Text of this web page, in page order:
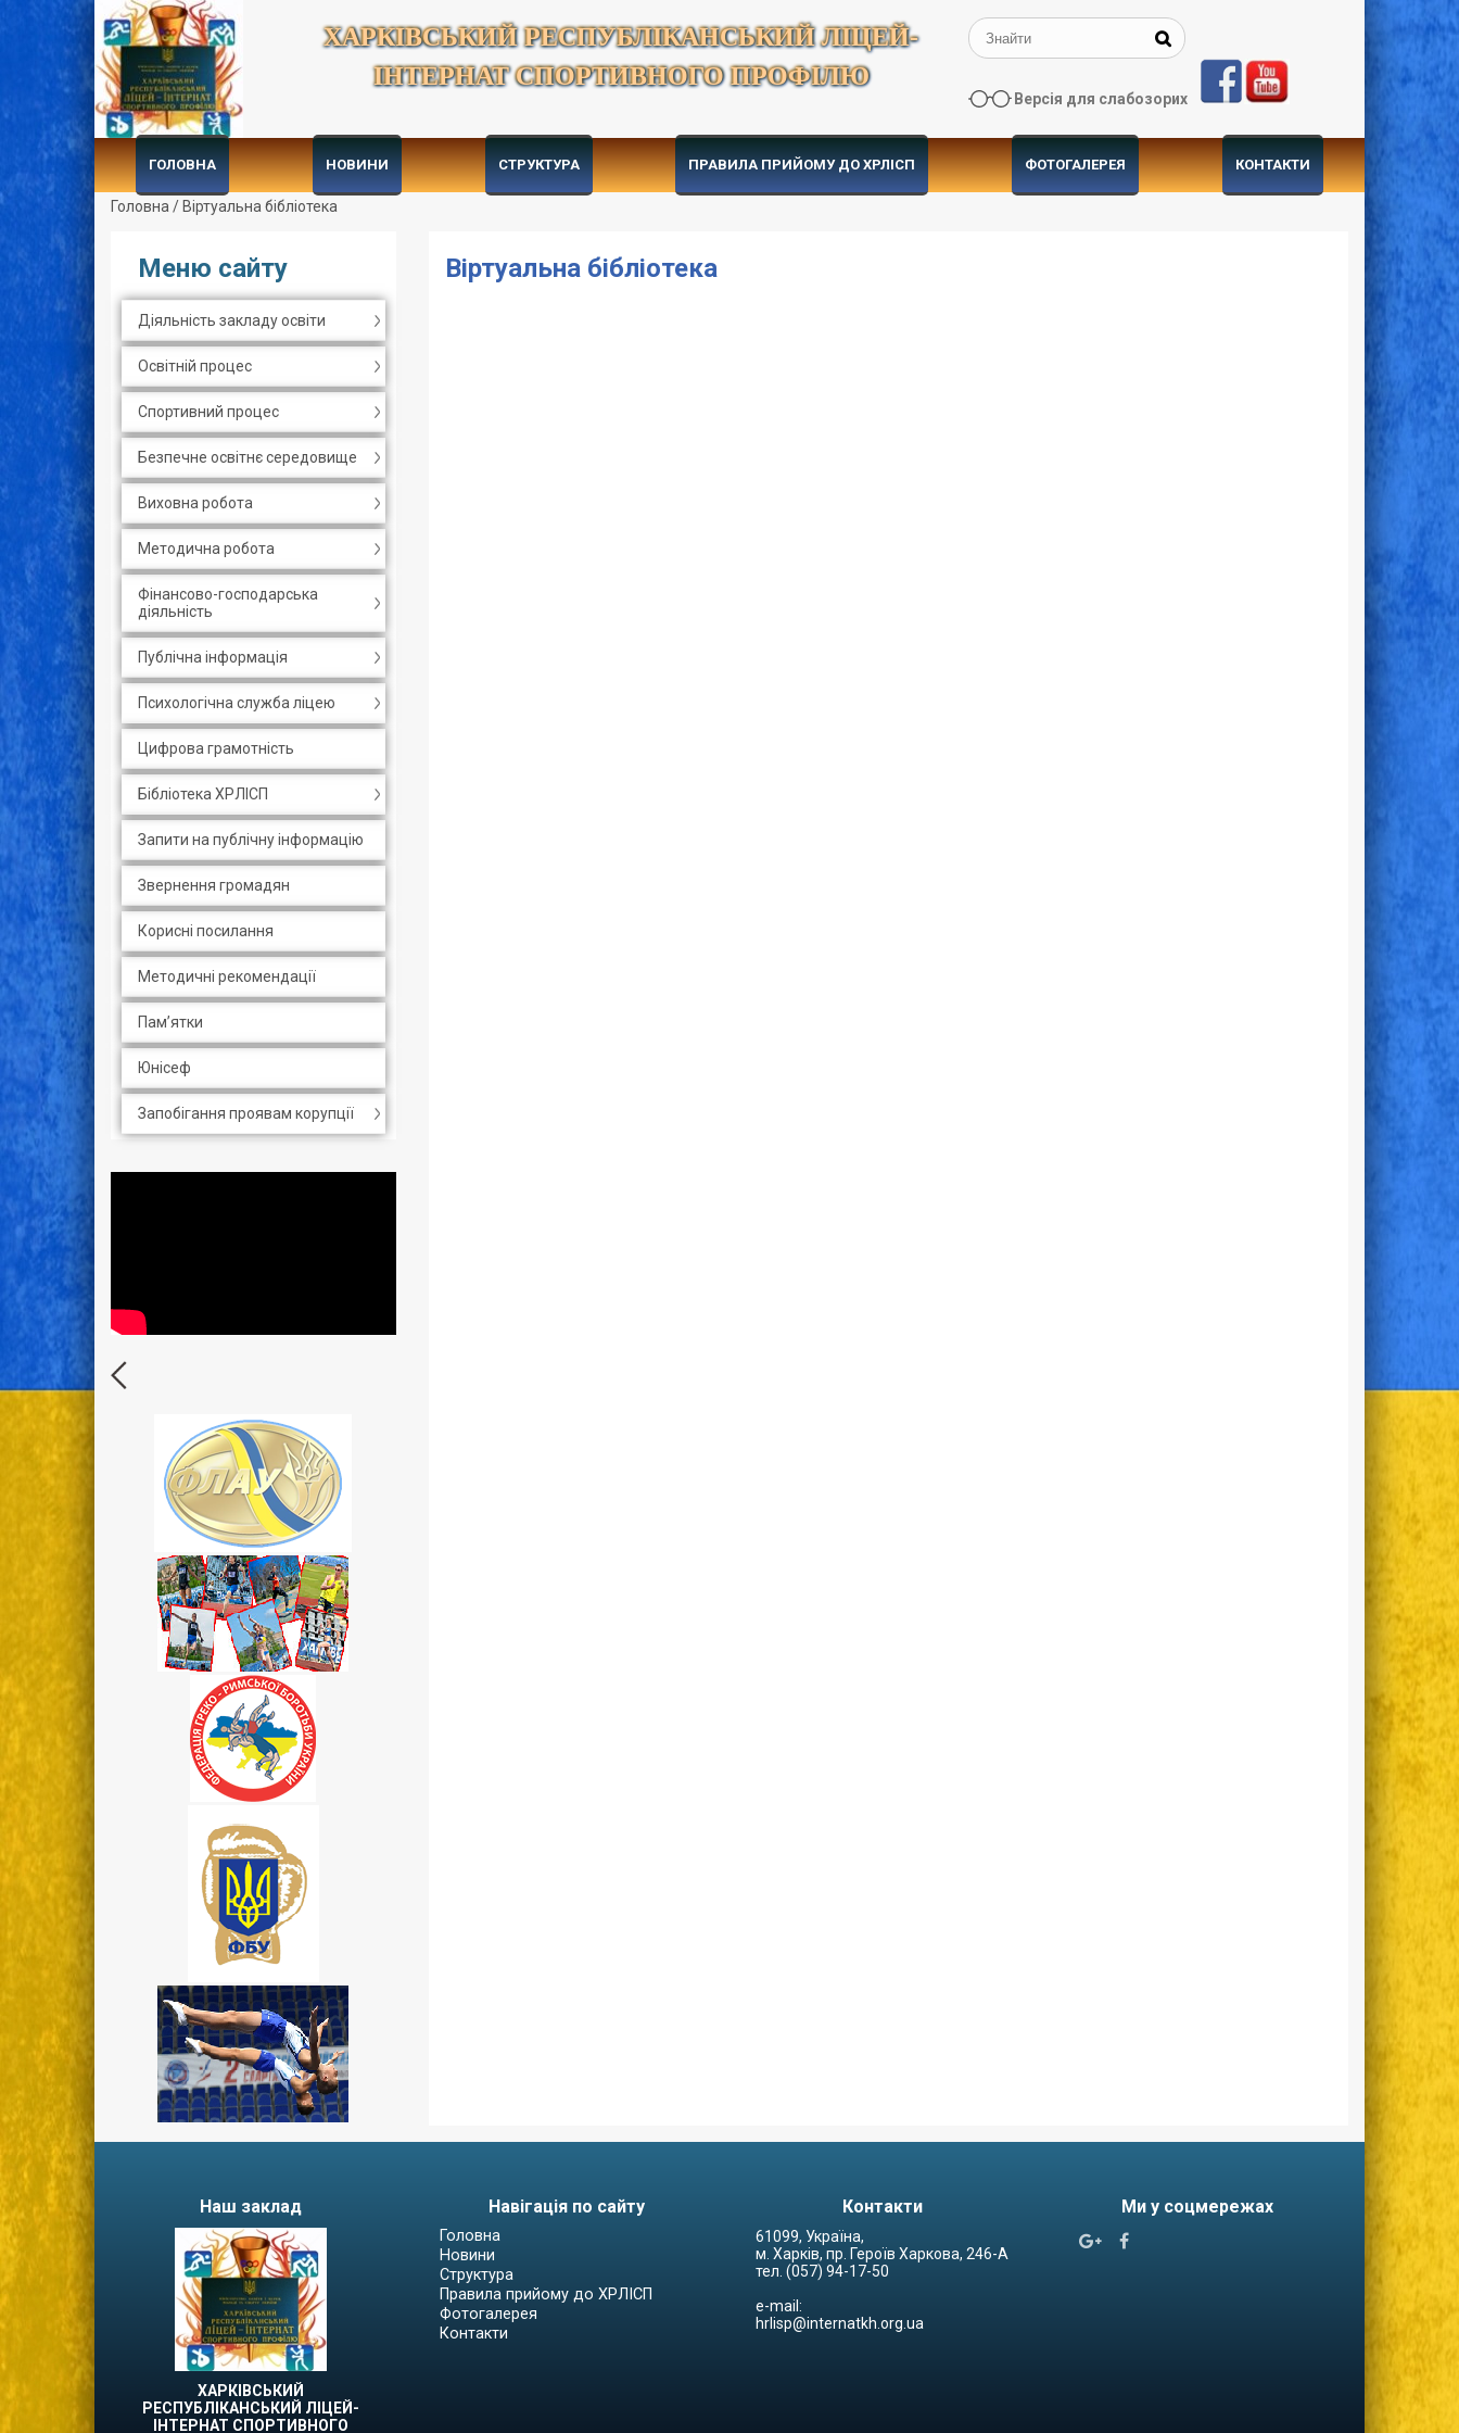
ХАРКІВСЬКИЙ РЕСПУБЛІКАНСЬКИЙ ЛІЦЕЙ-
ІНТЕРНАТ СПОРТИВНОГО ПРОФІЛЮ
Версія для слабозорих
ГОЛОВНА НОВИНИ СТРУКТУРА ПРАВИЛА ПРИЙОМУ ДО ХРЛІСП ФОТОГАЛЕРЕЯ КОНТАКТИ
Головна / Віртуальна бібліотека
Меню сайту
Діяльність закладу освіти
Освітній процес
Спортивний процес
Безпечне освітнє середовище
Виховна робота
Методична робота
Фінансово-господарська
діяльність
Публічна інформація
Психологічна служба ліцею
Цифрова грамотність
Бібліотека ХРЛІСП
Запити на публічну інформацію
Звернення громадян
Корисні посилання
Методичні рекомендації
Пам’ятки
Юнісеф
Запобігання проявам корупції
Віртуальна бібліотека
Наш заклад
ХАРКІВСЬКИЙ
РЕСПУБЛІКАНСЬКИЙ ЛІЦЕЙ-
ІНТЕРНАТ СПОРТИВНОГО
Навігація по сайту
Головна
Новини
Структура
Правила прийому до ХРЛІСП
Фотогалерея
Контакти
Контакти
61099, Україна,
м. Харків, пр. Героїв Харкова, 246-А
тел. (057) 94-17-50
e-mail:
hrlisp@internatkh.org.ua
Ми у соцмережах
 